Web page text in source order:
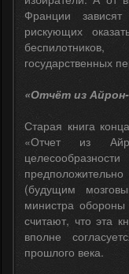
Франции
рискующих
государственных
«Отчёт из
Старая книга
«Отчет из
(будущим
министра
считают, что эта
вполне
прошлого века.